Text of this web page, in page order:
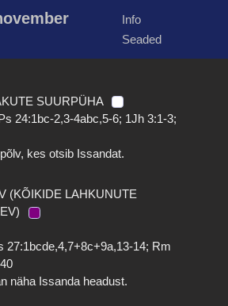
Info
Seaded
SUURPÜHA
24:1bc-2,3-4abc,5-6; 1Jh 3:1-3;
kes otsib Issandat.
(KÕIKIDE LAHKUNUTE
27:1bcde,4,7+8c+9a,13-14; Rm
näha Issanda headust.